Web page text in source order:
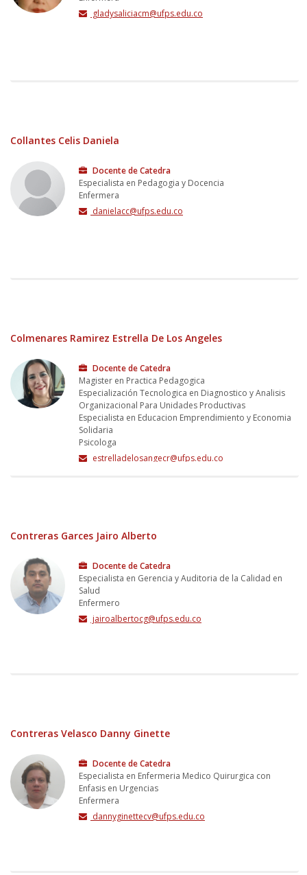
gladysaliciacm@ufps.edu.co
Collantes Celis Daniela
Docente de Catedra
Especialista en Pedagogia y Docencia
Enfermera
danielacc@ufps.edu.co
Colmenares Ramirez Estrella De Los Angeles
Docente de Catedra
Magister en Practica Pedagogica
Especialización Tecnologica en Diagnostico y Analisis
Organizacional Para Unidades Productivas
Especialista en Educacion Emprendimiento y Economia
Solidaria
Psicologa
estrelladelosangecr@ufps.edu.co
Contreras Garces Jairo Alberto
Docente de Catedra
Especialista en Gerencia y Auditoria de la Calidad en
Salud
Enfermero
jairoalbertocg@ufps.edu.co
Contreras Velasco Danny Ginette
Docente de Catedra
Especialista en Enfermeria Medico Quirurgica con
Enfasis en Urgencias
Enfermera
dannyginettecv@ufps.edu.co